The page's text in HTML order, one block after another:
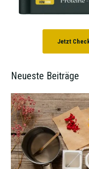
Jetzt
Neueste Beiträge